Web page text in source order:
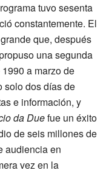
tuvo sesenta
constantemente. El
que, después
una segunda
a marzo de
solo dos días de
e información, y
da Duefue un éxito
de seis millones de
audiencia en
vez en la